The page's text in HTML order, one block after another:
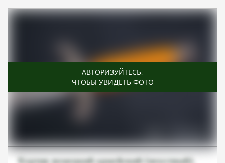
АВТОРИЗУЙТЕСЬ,
ЧТОБЫ УВИДЕТЬ ФОТО